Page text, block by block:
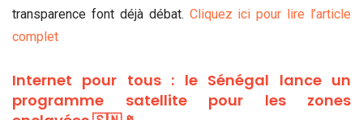
transparence font déjà débat. Cliquez ici pour lire l’article
complet
Internet pour tous : le Sénégal lance un
programme satellite pour les zones